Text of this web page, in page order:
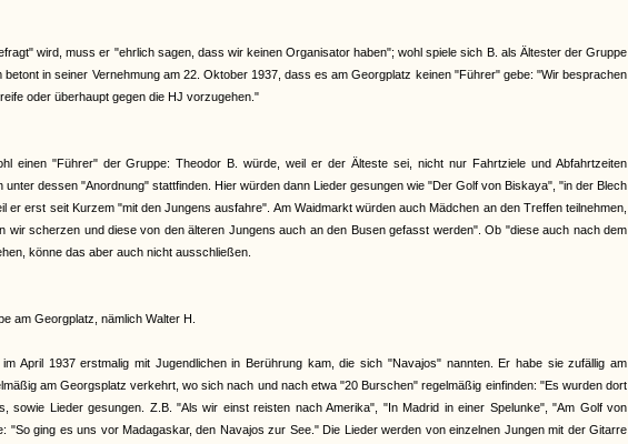
wird, muss er "ehrlich sagen, dass wir keinen Organisator haben"; wohl spiele sich B. als Ältester der Gruppe
in seiner Vernehmung am 22. Oktober 1937, dass es am Georgplatz keinen "Führer" gebe: "Wir besprachen
oder überhaupt gegen die HJ vorzugehen."
einen "Führer" der Gruppe: Theodor B. würde, weil er der Älteste sei, nicht nur Fahrtziele und Abfahrtzeiten
dessen "Anordnung" stattfinden. Hier würden dann Lieder gesungen wie "Der Golf von Biskaya", "in der Blech
erst seit Kurzem "mit den Jungens ausfahre". Am Waidmarkt würden auch Mädchen an den Treffen teilnehmen,
wir scherzen und diese von den älteren Jungens auch an den Busen gefasst werden". Ob "diese auch nach dem
könne das aber auch nicht ausschließen.
am Georgplatz, nämlich Walter H.
April 1937 erstmalig mit Jugendlichen in Berührung kam, die sich "Navajos" nannten. Er habe sie zufällig am
am Georgsplatz verkehrt, wo sich nach und nach etwa "20 Burschen" regelmäßig einfinden: "Es wurden dort
sowie Lieder gesungen. Z.B. "Als wir einst reisten nach Amerika", "In Madrid in einer Spelunke", "Am Golf von
"So ging es uns vor Madagaskar, den Navajos zur See." Die Lieder werden von einzelnen Jungen mit der Gitarre